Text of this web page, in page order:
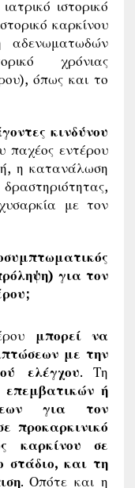
ιστορικό
καρκίνου
αδενωματωδών
χρόνιας
όπως και το
κινδύνου
παχέος εντέρου
η κατανάλωση
με τον
για τον
μπορεί να
με την
ελέγχου. Τη
επεμβατικών ή
για τον
προκαρκινικό
καρκίνου σε
στάδιο, και τη
. Οπότε και η